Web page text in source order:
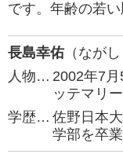
です。年齢の若い
長島幸佑 （なが
人物… 2002年7
ッテマリ
学歴… 佐野日本
学部を卒業